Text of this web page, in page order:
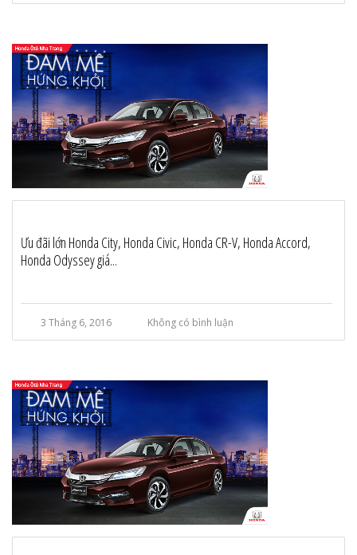
Ưu đãi lớn Honda City, Honda Civic, Honda CR-V, Honda Accord,
Honda Odyssey giá...
3 Tháng 6, 2016 Không có bình luận